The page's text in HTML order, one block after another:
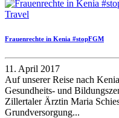
Travel
Frauenrechte in Kenia #stopFGM
11. April 2017
Auf unserer Reise nach
Gesundheits- und
Zillertaler Ärztin Maria
Grundversorgung...